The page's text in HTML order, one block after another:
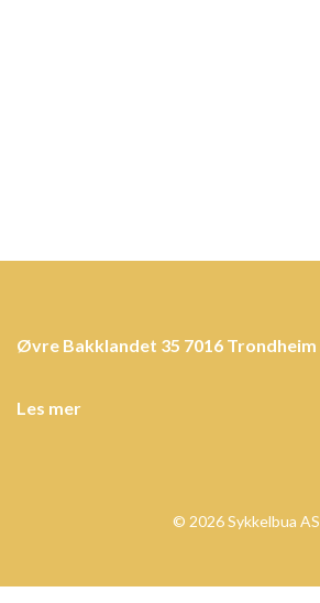
Øvre Bakklandet 35 7016 Trondheim
Les mer
© 2026 Sykkelbua AS